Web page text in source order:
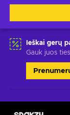
Ieškai gerų
Gauk juos